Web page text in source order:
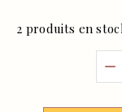
2 produits en